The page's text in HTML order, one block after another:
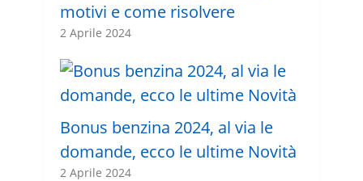
motivi e come risolvere
2 Aprile 2024
Bonus benzina 2024, al via le
domande, ecco le ultime Novità
2 Aprile 2024